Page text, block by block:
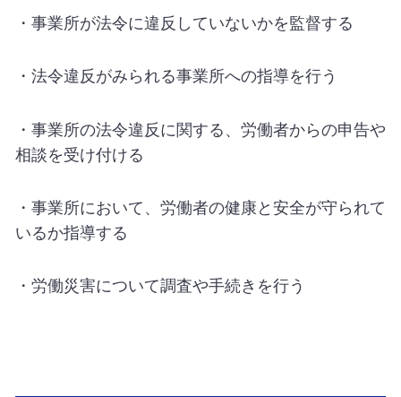
・事業所が法令に違反していないかを監督する
・法令違反がみられる事業所への指導を行う
・事業所の法令違反に関する、労働者からの申告や
相談を受け付ける
・事業所において、労働者の健康と安全が守られて
いるか指導する
・労働災害について調査や手続きを行う